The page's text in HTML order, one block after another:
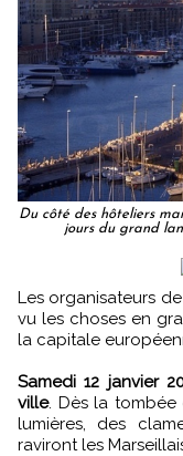
Du côté des hôteliers
jours du grand
Les organisateurs de Marseille Provence 2013 (MP2013) ont
vu les choses en
la capitale
Samedi 12 janvier
ville. Dès la
lumières, des
raviront les